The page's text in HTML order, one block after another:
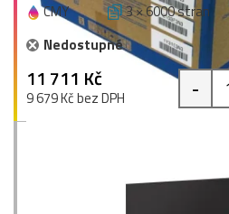
CMY 3 × 6000 stran
Nedostupné
11 711 Kč
9 679 Kč bez DPH -